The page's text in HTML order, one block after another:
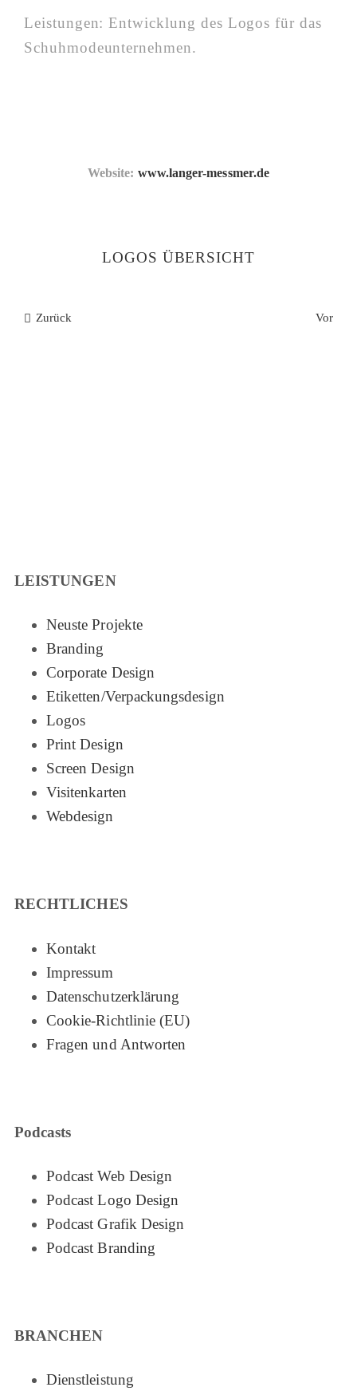
Leistungen: Entwicklung des Logos für das
Schuhmodeunternehmen.
Website: www.langer-messmer.de
LOGOS ÜBERSICHT
Zurück Vor
LEISTUNGEN
Neuste Projekte
Branding
Corporate Design
Etiketten/Verpackungsdesign
Logos
Print Design
Screen Design
Visitenkarten
Webdesign
RECHTLICHES
Kontakt
Impressum
Datenschutzerklärung
Cookie-Richtlinie (EU)
Fragen und Antworten
Podcasts
Podcast Web Design
Podcast Logo Design
Podcast Grafik Design
Podcast Branding
BRANCHEN
Dienstleistung